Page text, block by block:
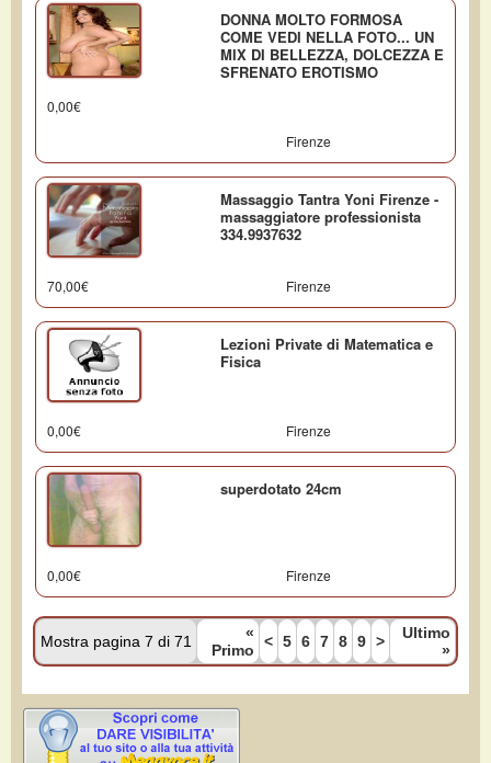
DONNA MOLTO FORMOSA
COME VEDI NELLA FOTO... UN
MIX DI BELLEZZA, DOLCEZZA E
SFRENATO EROTISMO
0,00€
Firenze
Massaggio Tantra Yoni Firenze -
massaggiatore professionista
334.9937632
70,00€ Firenze
Lezioni Private di Matematica e
Fisica
0,00€ Firenze
superdotato 24cm
0,00€ Firenze
Mostra pagina 7 di 71
«
Primo
< 5 6 7 8 9 >
Ultimo
»